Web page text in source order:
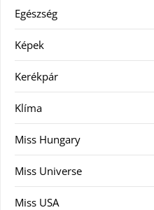
Egészség
Képek
Kerékpár
Klíma
Miss Hungary
Miss Universe
Miss USA